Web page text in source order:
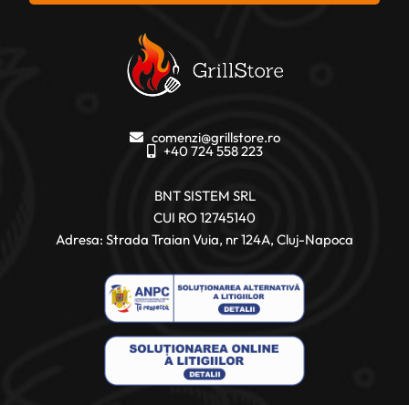
comenzi@grillstore.ro
+40 724 558 223
BNT SISTEM SRL
CUI RO 12745140
Adresa: Strada Traian Vuia, nr 124A, Cluj-Napoca